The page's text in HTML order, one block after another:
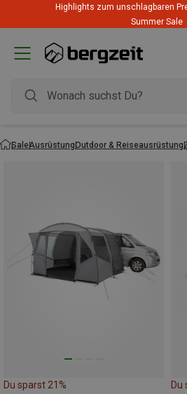
Highlights zum unschlagbaren
Summer Sale
SaleAusrüstungOutdoor & Reiseausrüstung
Du sparst 21% Du